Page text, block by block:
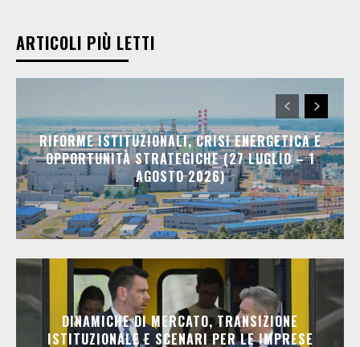
ARTICOLI PIÙ LETTI
RIFORME ISTITUZIONALI, CRISI ENERGETICA E
OPPORTUNITÀ STRATEGICHE (27 LUGLIO – 1
AGOSTO 2026)
DINAMICHE DI MERCATO, TRANSIZIONE
ISTITUZIONALE E SCENARI PER LE IMPRESE